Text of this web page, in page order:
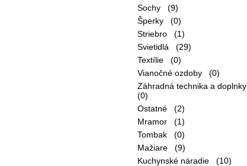
Sochy (9)
Šperky (0)
Striebro (1)
Svietidlá (29)
Textílie (0)
Vianočné ozdoby (0)
Záhradná technika a doplnky
(0)
Ostatné (2)
Mramor (1)
Tombak (0)
Mažiare (9)
Kuchynské náradie (10)